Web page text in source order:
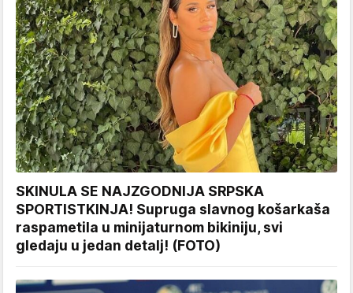
SKINULA SE NAJZGODNIJA SRPSKA
SPORTISTKINJA! Supruga slavnog košarkaša
raspametila u minijaturnom bikiniju, svi
gledaju u jedan detalj! (FOTO)